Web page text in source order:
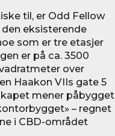
til, er Odd Fellow
eksisterende
som er tre etasjer
er på ca. 3500
over
Haakon VIIs gate 5
mener påbygget
– regnet
i CBD-området